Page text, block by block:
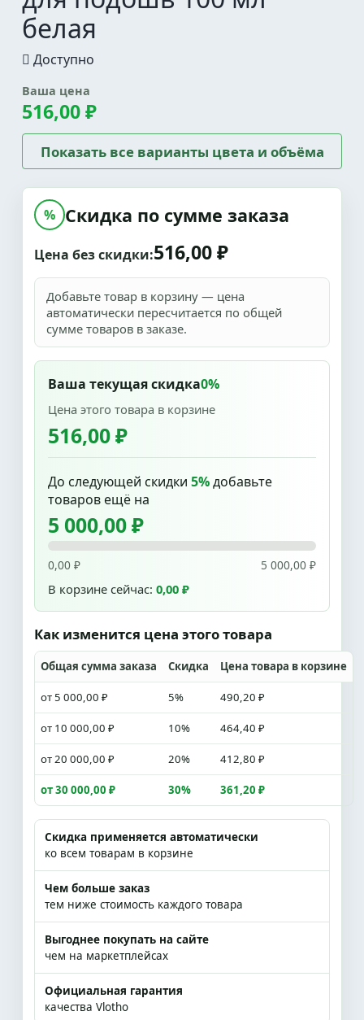
белая
Доступно
Ваша цена
516,00 ₽
Показать все варианты цвета и объёма
% Скидка по сумме заказа
Цена без скидки:516,00 ₽
Добавьте товар в корзину — цена
автоматически пересчитается по общей
сумме товаров в заказе.
Ваша текущая скидка0%
Цена этого товара в корзине
516,00 ₽
До следующей скидки 5%добавьте
товаров ещё на
5 000,00 ₽
0,00 ₽ 5 000,00 ₽
В корзине сейчас: 0,00 ₽
Как изменится цена этого товара
Общая сумма заказа Скидка Цена товара в корзине
от 5 000,00 ₽ 5% 490,20 ₽
от 10 000,00 ₽ 10% 464,40 ₽
от 20 000,00 ₽ 20% 412,80 ₽
от 30 000,00 ₽ 30% 361,20 ₽
Скидка применяется автоматически
ко всем товарам в корзине
Чем больше заказ
тем ниже стоимость каждого товара
Выгоднее покупать на сайте
чем на маркетплейсах
Официальная гарантия
качества Vlotho